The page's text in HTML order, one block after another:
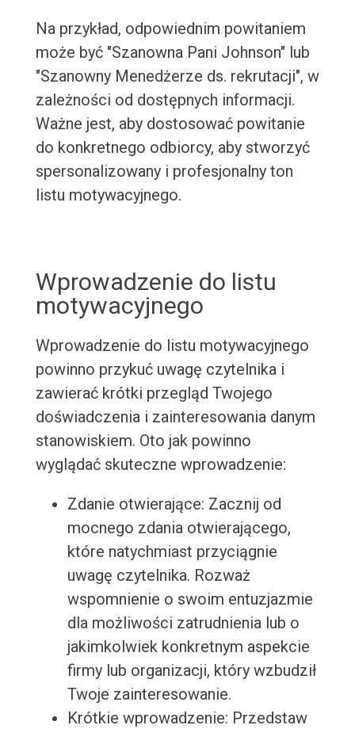
Na przykład, odpowiednim powitaniem
może być "Szanowna Pani Johnson" lub
"Szanowny Menedżerze ds. rekrutacji", w
zależności od dostępnych informacji.
Ważne jest, aby dostosować powitanie
do konkretnego odbiorcy, aby stworzyć
spersonalizowany i profesjonalny ton
listu motywacyjnego.
Wprowadzenie do listu
motywacyjnego
Wprowadzenie do listu motywacyjnego
powinno przykuć uwagę czytelnika i
zawierać krótki przegląd Twojego
doświadczenia i zainteresowania danym
stanowiskiem. Oto jak powinno
wyglądać skuteczne wprowadzenie:
Zdanie otwierające: Zacznij od
mocnego zdania otwierającego,
które natychmiast przyciągnie
uwagę czytelnika. Rozważ
wspomnienie o swoim entuzjazmie
dla możliwości zatrudnienia lub o
jakimkolwiek konkretnym aspekcie
firmy lub organizacji, który wzbudził
Twoje zainteresowanie.
Krótkie wprowadzenie: Przedstaw